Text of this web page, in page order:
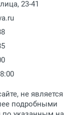
производится
на пункте
счет.
до 15:00, в
Москва,
17, корпус 1,
55-35.
в пункт
с
при себе
23-41
не является
подробными